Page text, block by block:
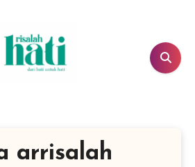
arrisalah